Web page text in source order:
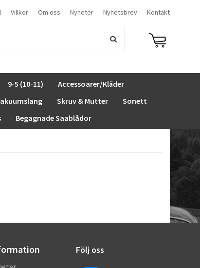
Villkor Om oss Nyheter Nyhetsbrev Kontakt
9-5 (10-11)
Accessoarer/Kläder
Skruv & Mutter
Sonett
Begagnade Saablådor
Följ oss